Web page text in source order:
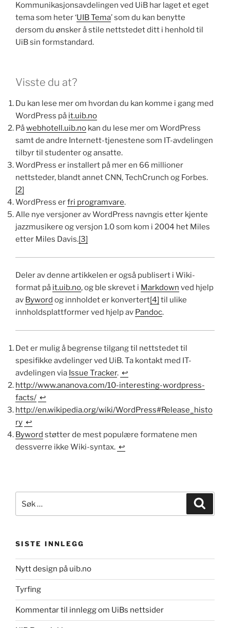
Kommunikasjonsavdelingen ved UiB har laget et eget
tema som heter ‘UIB Tema’ som du kan benytte
dersom du ønsker å stile nettstedet ditt i henhold til
UiB sin formstandard.
Visste du at?
Du kan lese mer om hvordan du kan komme i gang med
WordPress på it.uib.no
Påwebhotell.uib.no kan du lese mer om WordPress
samt de andre Internett-tjenestene som IT-avdelingen
tilbyr til studenter og ansatte.
WordPress er installert på mer en 66 millioner
nettsteder, blandt annet CNN, TechCrunch og Forbes.
[2]
WordPress erfri programvare.
Alle nye versjoner av WordPress navngis etter kjente
jazzmusikere og versjon 1.0 som kom i 2004 het Miles
etter Miles Davis.[3]
Deler av denne artikkelen er også publisert i Wiki-
format på it.uib.no, og ble skrevet i Markdown ved hjelp
av Byword og innholdet er konvertert[4] til ulike
innholdsplattformer ved hjelp av Pandoc.
Det er mulig å begrense tilgang til nettstedet til
spesifikke avdelinger ved UiB. Ta kontakt med IT-
avdelingen via Issue Tracker. ↩
http://www.ananova.com/10-interesting-wordpress-
facts/ ↩
http://en.wikipedia.org/wiki/WordPress#Release_histo
ry ↩
Byword støtter de mest populære formatene men
dessverre ikke Wiki-syntax. ↩
etter:
SISTE INNLEGG
Nytt design på uib.no
Tyrfing
Kommentar til innlegg om UiBs nettsider